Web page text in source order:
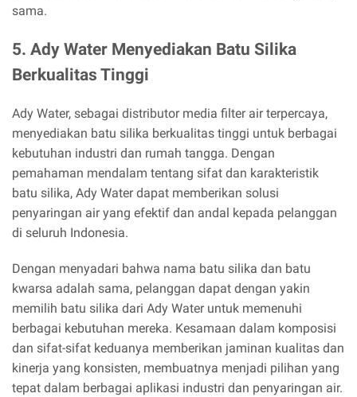
sama.
5. Ady Water Menyediakan Batu Silika
Berkualitas Tinggi
Ady Water, sebagai distributor media filter air terpercaya,
menyediakan batu silika berkualitas tinggi untuk berbagai
kebutuhan industri dan rumah tangga. Dengan
pemahaman mendalam tentang sifat dan karakteristik
batu silika, Ady Water dapat memberikan solusi
penyaringan air yang efektif dan andal kepada pelanggan
di seluruh Indonesia.
Dengan menyadari bahwa nama batu silika dan batu
kwarsa adalah sama, pelanggan dapat dengan yakin
memilih batu silika dari Ady Water untuk memenuhi
berbagai kebutuhan mereka. Kesamaan dalam komposisi
dan sifat-sifat keduanya memberikan jaminan kualitas dan
kinerja yang konsisten, membuatnya menjadi pilihan yang
tepat dalam berbagai aplikasi industri dan penyaringan air.